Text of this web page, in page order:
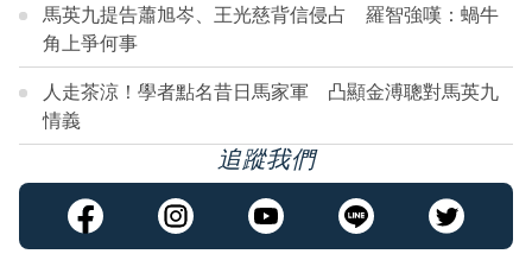
馬英九提告蕭旭岑、王光慈背信侵占 羅智強嘆：蝸牛
角上爭何事
人走茶涼！學者點名昔日馬家軍 凸顯金溥聰對馬英九
情義
追蹤我們